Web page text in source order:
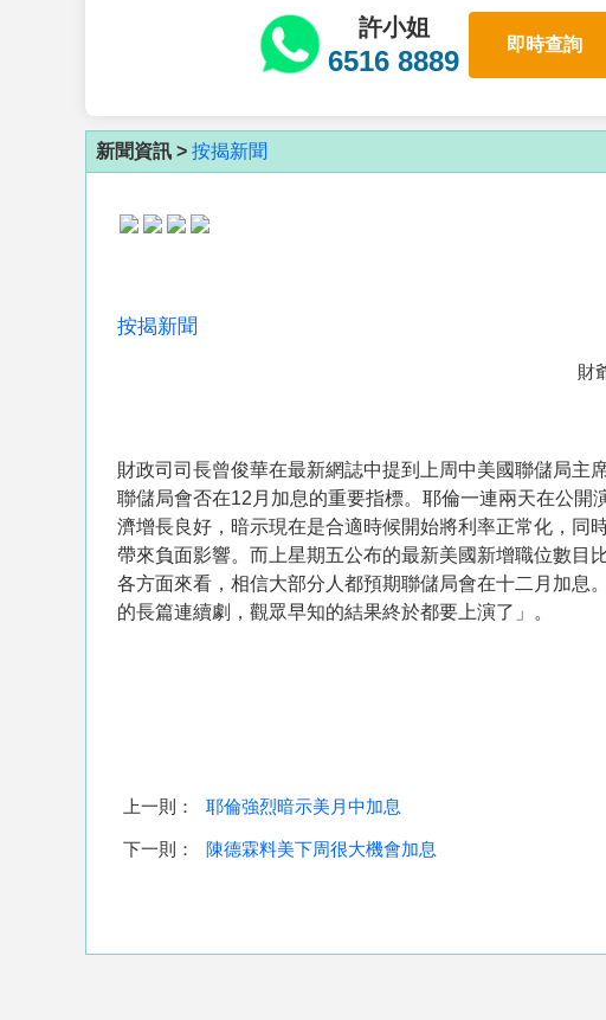
許小姐
6516 8889
即時查詢
新聞資訊 > 按揭新聞
按揭新聞
財
財政司司長曾俊華在最新網誌中提到上周中美國聯儲局主
聯儲局會否在12月加息的重要指標。耶倫一連兩天在公開
濟增長良好，暗示現在是合適時候開始將利率正常化，同
帶來負面影響。而上星期五公布的最新美國新增職位數目
各方面來看，相信大部分人都預期聯儲局會在十二月加息
的長篇連續劇，觀眾早知的結果終於都要上演了」。
上一則： 耶倫強烈暗示美月中加息
下一則： 陳德霖料美下周很大機會加息